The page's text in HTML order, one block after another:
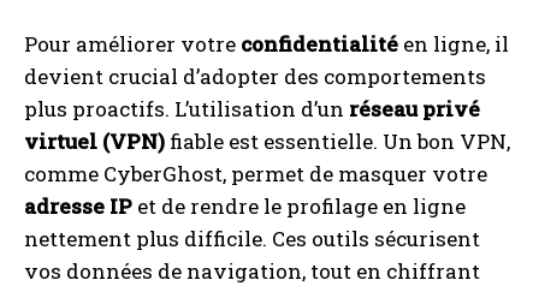
Pour améliorer votre confidentialité en ligne, il
devient crucial d’adopter des comportements
plus proactifs. L’utilisation d’un réseau privé
virtuel (VPN) fiable est essentielle. Un bon VPN,
comme CyberGhost, permet de masquer votre
adresse IP et de rendre le profilage en ligne
nettement plus difficile. Ces outils sécurisent
vos données de navigation, tout en chiffrant